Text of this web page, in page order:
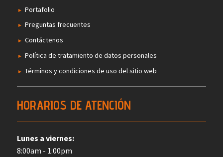
Portafolio
Preguntas frecuentes
Contáctenos
Política de tratamiento de datos personales
Términos y condiciones de uso del sitio web
HORARIOS DE ATENCIÓN
Lunes a viernes:
8:00am - 1:00pm